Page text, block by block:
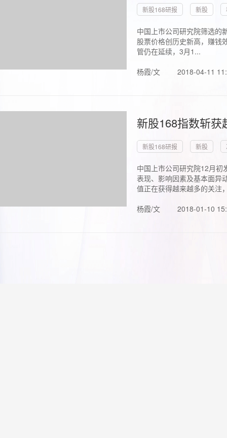
新股168研报 新股
中国上市公司研究院筛选的
股票价格创历史新高，赚钱
管仍在延续，3月1...
杨霞/文
2018-04-11
新股168指数斩
新股168研报 新股
中国上市公司研究院12月初
表现、影响因素及基本面异
值正在获得越来越多的关注
杨霞/文
2018-01-10